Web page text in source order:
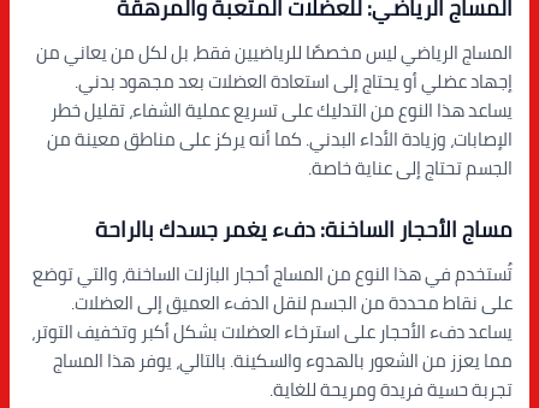
المساج الرياضي ليس مخصصًا للرياضيين فقط، بل لكل من يعاني من
إجهاد عضلي أو يحتاج إلى استعادة العضلات بعد مجهود بدني.
يساعد هذا النوع من التدليك على تسريع عملية الشفاء، تقليل خطر
الإصابات، وزيادة الأداء البدني. كما أنه يركز على مناطق معينة من
الجسم تحتاج إلى عناية خاصة.
مساج الأحجار الساخنة: دفء يغمر جسدك بالراحة
تُستخدم في هذا النوع من المساج أحجار البازلت الساخنة، والتي توضع
على نقاط محددة من الجسم لنقل الدفء العميق إلى العضلات.
يساعد دفء الأحجار على استرخاء العضلات بشكل أكبر وتخفيف التوتر،
مما يعزز من الشعور بالهدوء والسكينة. بالتالي، يوفر هذا المساج
تجربة حسية فريدة ومريحة للغاية.